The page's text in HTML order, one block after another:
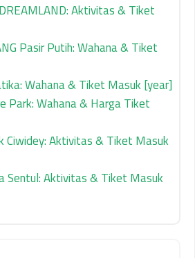
Aktivitas & Tiket
Pasir Putih: Wahana & Tiket
Wahana & Tiket Masuk [year]
Park: Wahana & Harga Tiket
Ciwidey: Aktivitas & Tiket Masuk
Sentul: Aktivitas & Tiket Masuk